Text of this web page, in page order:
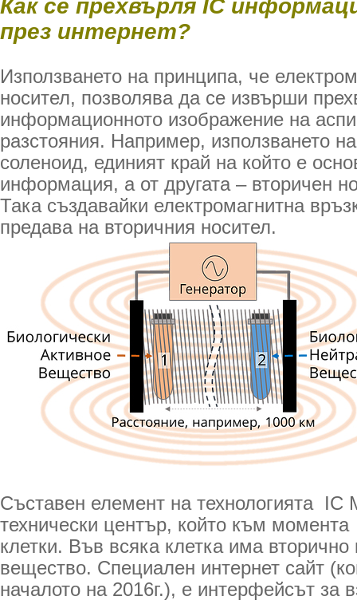
Как се прехвърля IC
през интернет?
Използването на принципа, че
носител, позволява да се извърши
информационното изображение на
разстояния. Например, използването
соленоид, единият край на който е
информация, а от другата – вторичен
Така създавайки електромагнитна
предава на вторичния носител.
Съставен елемент на технологията IC
технически център, който към
клетки. Във всяка клетка има
вещество. Специален интернет сайт
началото на 2016г.), е интерфейсът за